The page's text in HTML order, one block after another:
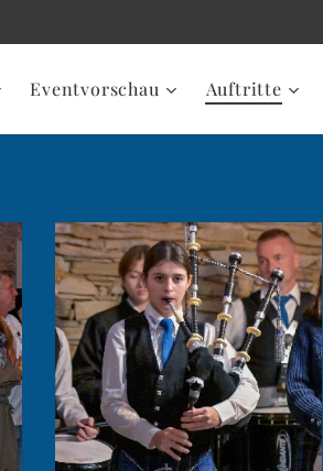
Eventvorschau Auftritte